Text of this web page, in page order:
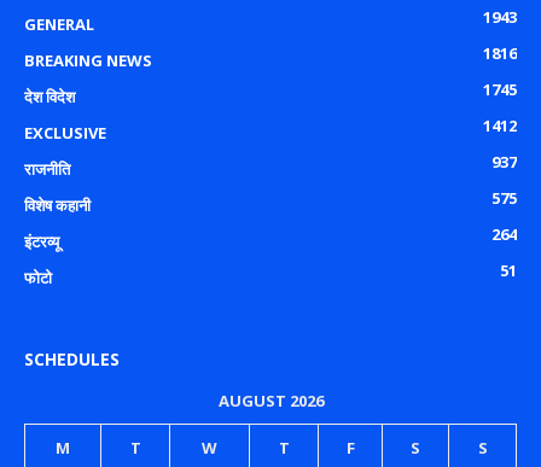
GENERAL
1943
BREAKING NEWS
1816
देश विदेश
1745
EXCLUSIVE
1412
राजनीति
937
विशेष कहानी
575
इंटरव्यू
264
फोटो
51
SCHEDULES
AUGUST 2026
M T W T F S S